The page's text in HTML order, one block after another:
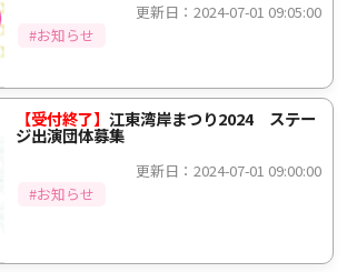
更新日：2024-07-01 09:05:00
#お知らせ
【受付終了】 江東湾岸まつり2024 ステー
ジ出演団体募集
更新日：2024-07-01 09:00:00
#お知らせ